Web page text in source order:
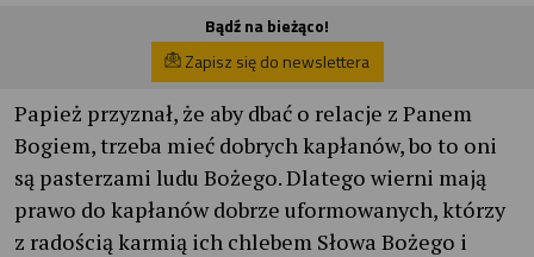
Bądź na bieżąco!
Zapisz się do newslettera
Papież przyznał, że aby dbać o relacje z Panem
Bogiem, trzeba mieć dobrych kapłanów, bo to oni
są pasterzami ludu Bożego. Dlatego wierni mają
prawo do kapłanów dobrze uformowanych, którzy
z radością karmią ich chlebem Słowa Bożego i